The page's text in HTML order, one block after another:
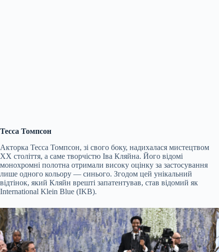
Тесса Томпсон
Акторка Тесса Томпсон, зі свого боку, надихалася мистецтвом
ХХ століття, а саме творчістю Іва Кляйна. Його відомі
монохромні полотна отримали високу оцінку за застосування
лише одного кольору — синього. Згодом цей унікальний
відтінок, який Кляйн врешті запатентував, став відомий як
International Klein Blue (IKB).